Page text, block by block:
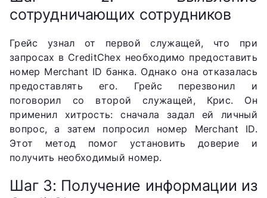
сотрудничающих сотрудников
Грейс узнал от первой служащей, что при
запросах в CreditChex необходимо предоставить
номер Merchant ID банка. Однако она отказалась
предоставлять его. Грейс перезвонил и
поговорил со второй служащей, Крис. Он
применил хитрость: сначала задал ей личный
вопрос, а затем попросил номер Merchant ID.
Этот метод помог установить доверие и
получить необходимый номер.
Шаг 3: Получение информации из